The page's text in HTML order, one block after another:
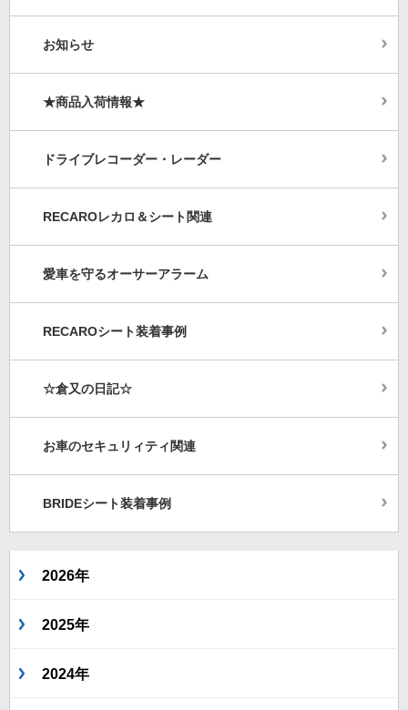
お知らせ
★商品入荷情報★
ドライブレコーダー・レーダー
RECAROレカロ＆シート関連
愛車を守るオーサーアラーム
RECAROシート装着事例
☆倉又の日記☆
お車のセキュリィティ関連
BRIDEシート装着事例
2026年
2025年
2024年